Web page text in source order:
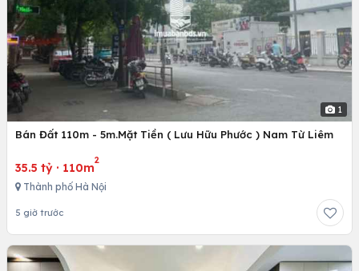
1
Bán Đất 110m - 5m.Mặt Tiền ( Lưu Hữu Phước ) Nam Từ Liêm
35.5 tỷ · 110m
2
Thành phố Hà Nội
5 giờ trước